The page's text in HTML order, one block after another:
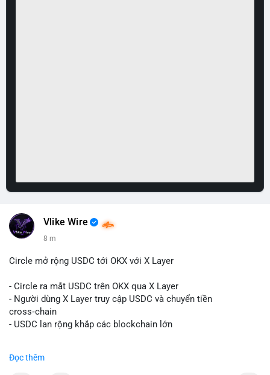
Vlike Wire
8 m
Circle mở rộng USDC tới OKX với X Layer
- Circle ra mắt USDC trên OKX qua X Layer
- Người dùng X Layer truy cập USDC và chuyển tiền
cross‑chain
- USDC lan rộng khắp các blockchain lớn
Đọc thêm